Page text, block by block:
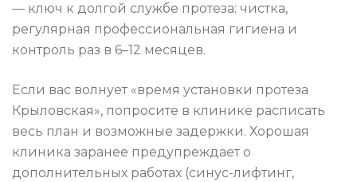
— ключ к долгой службе протеза: чистка,
регулярная профессиональная гигиена и
контроль раз в 6–12 месяцев.
Если вас волнует «время установки протеза
Крыловская», попросите в клинике расписать
весь план и возможные задержки. Хорошая
клиника заранее предупреждает о
дополнительных работах (синус-лифтинг,